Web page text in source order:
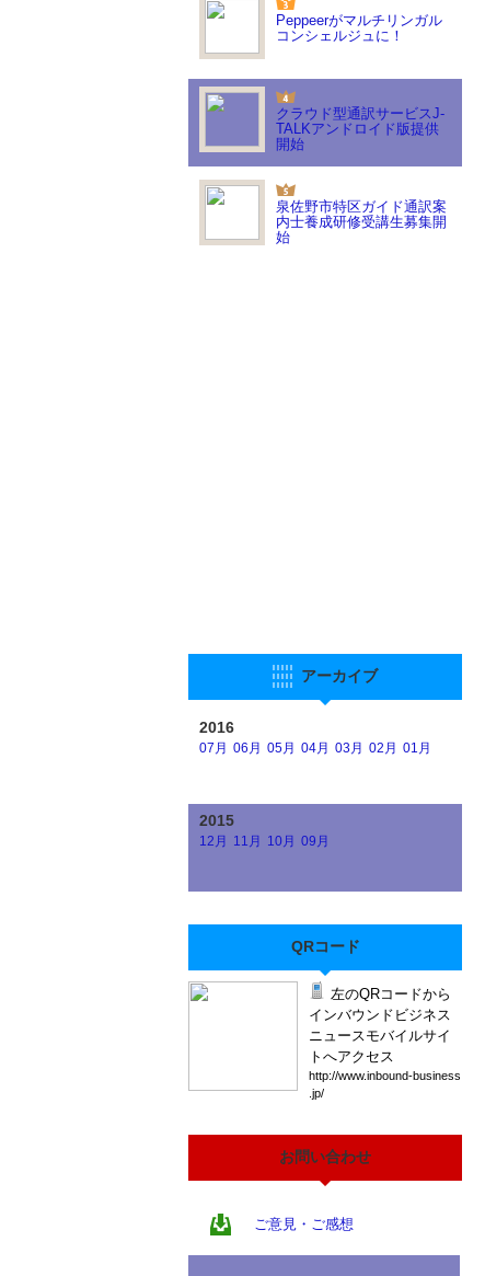
Peppeerがマルチリンガル
コンシェルジュに！
クラウド型通訳サービスJ-
TALKアンドロイド版提供
開始
泉佐野市特区ガイド通訳案
内士養成研修受講生募集開
始
アーカイブ
2016
07月 06月 05月 04月 03月 02月 01月
2015
12月 11月 10月 09月
QRコード
左のQRコードから
インバウンドビジネス
ニュースモバイルサイ
トへアクセス
http://www.inbound-business
.jp/
お問い合わせ
ご意見・ご感想